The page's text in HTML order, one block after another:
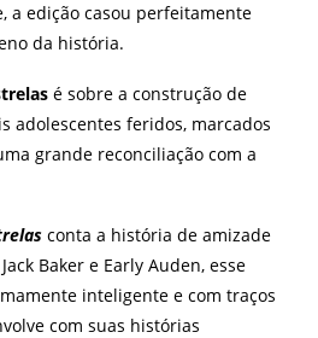
a edição casou perfeitamente
da história.
é sobre a construção de
adolescentes feridos, marcados
grande reconciliação com a
conta a história de amizade
Baker e Early Auden, esse
inteligente e com traços
com suas histórias